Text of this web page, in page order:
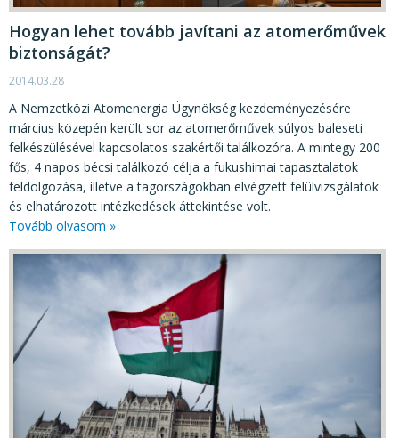
JOGI SZABÁLYOZÁS, ÚTMUTATÓK
KIADVÁNYOK, JELENTÉSEK
NYOMTATVÁNYOK, SZOFTVEREK
E-ÜGYINTÉZÉS
Hogyan lehet tovább javítani az atomerőművek
biztonságát?
2014.03.28
A Nemzetközi Atomenergia Ügynökség kezdeményezésére
március közepén került sor az atomerőművek súlyos baleseti
felkészülésével kapcsolatos szakértői találkozóra. A mintegy 200
fős, 4 napos bécsi találkozó célja a fukushimai tapasztalatok
feldolgozása, illetve a tagországokban elvégzett felülvizsgálatok
és elhatározott intézkedések áttekintése volt.
Tovább olvasom »